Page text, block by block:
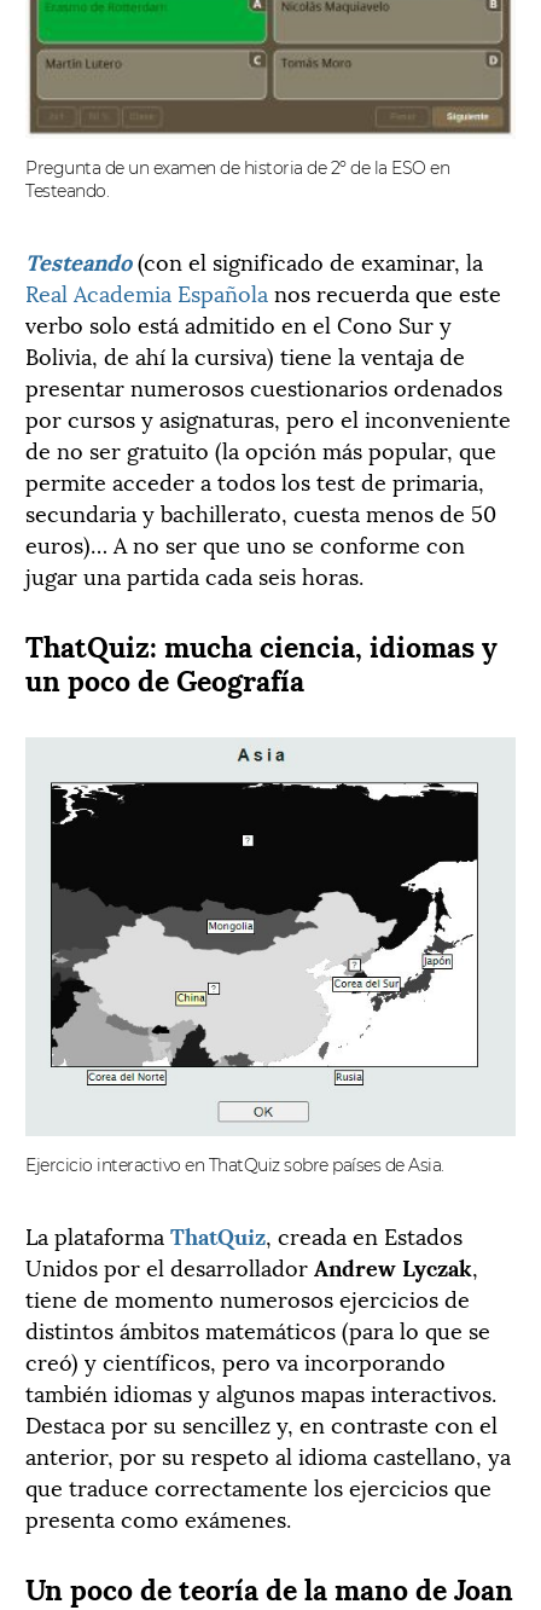
Pregunta de un examen de historia de 2º de la ESO en
Testeando.
Testeando(con el significado de examinar, la
Real Academia Española nos recuerda que este
verbo solo está admitido en el Cono Sur y
Bolivia, de ahí la cursiva) tiene la ventaja de
presentar numerosos cuestionarios ordenados
por cursos y asignaturas, pero el inconveniente
de no ser gratuito (la opción más popular, que
permite acceder a todos los test de primaria,
secundaria y bachillerato, cuesta menos de 50
euros)… A no ser que uno se conforme con
jugar una partida cada seis horas.
ThatQuiz: mucha ciencia, idiomas y
un poco de Geografía
Ejercicio interactivo en ThatQuiz sobre países de Asia.
La plataformaThatQuiz, creada en Estados
Unidos por el desarrolladorAndrew Lyczak,
tiene de momento numerosos ejercicios de
distintos ámbitos matemáticos (para lo que se
creó) y científicos, pero va incorporando
también idiomas y algunos mapas interactivos.
Destaca por su sencillez y, en contraste con el
anterior, por su respeto al idioma castellano, ya
que traduce correctamente los ejercicios que
presenta como exámenes.
Un poco de teoría de la mano de Joan